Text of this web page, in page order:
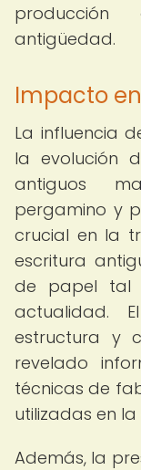
antigüedad.
Impacto
La influencia
la evolución
antiguos
pergamino y
crucial en la
escritura
de papel tal
actualidad.
estructura y
revelado
técnicas de
utilizadas en
Además, la